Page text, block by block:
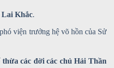
Lai Khắc.
viện trưởng hệ võ hồn của Sử
thừa các đời các chủ Hải Thần